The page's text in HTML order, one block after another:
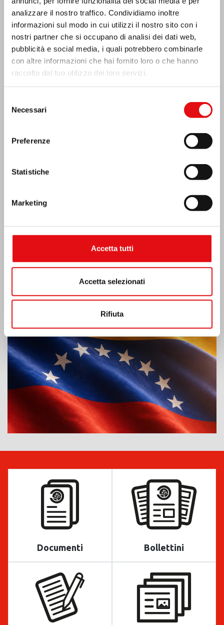
analizzare il nostro traffico. Condividiamo inoltre
informazioni sul modo in cui utilizzi il nostro sito con i
nostri partner che si occupano di analisi dei dati web,
pubblicità e social media, i quali potrebbero combinarle
con altre informazioni che hai fornito loro o che hanno
raccolto dal tuo utilizzo dei loro servizi.
delNecessari
Preferenze
Statistiche
Marketing
Accetta tutti
Accetta selezionati
Rifiuta
Costa d’Avorio: doppio Giubileo d’Argento
Documenti Bollettini